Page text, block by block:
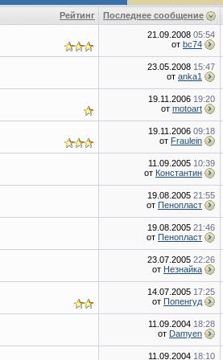
Рейтинг Последнее сообщение
21.09.2008 05:54
от bc74
23.05.2008 15:47
от anka1
19.11.2006 19:20
от motoart
19.11.2006 09:18
от Fraulein
11.09.2005 10:39
от Константин
19.08.2005 21:55
от Пенопласт
19.08.2005 21:46
от Пенопласт
23.07.2005 22:26
от Незнайка
14.07.2005 17:25
от Попенгуд
11.09.2004 18:28
от Damyen
11.09.2004 18:10